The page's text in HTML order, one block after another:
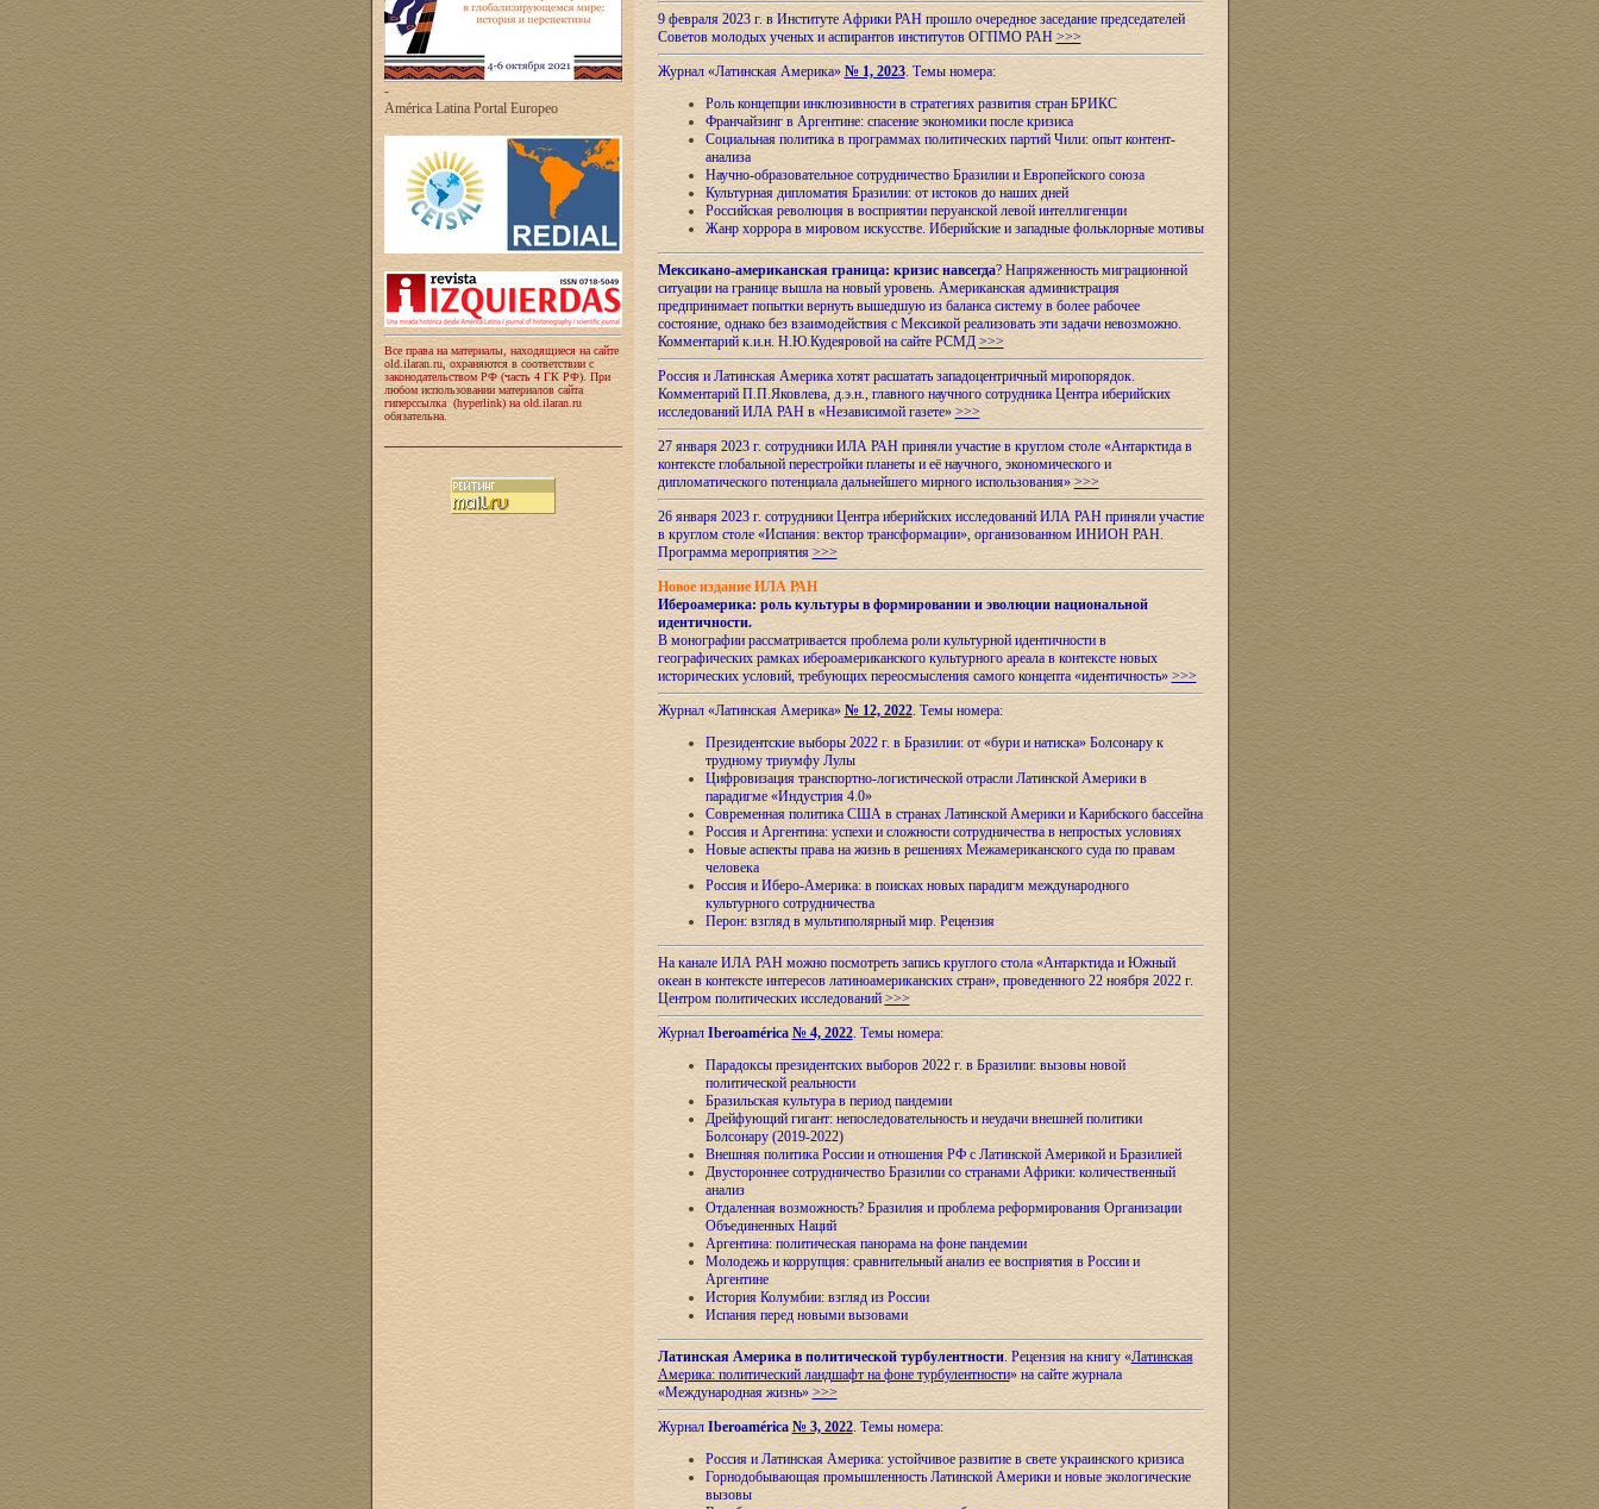
-
América Latina Portal Europeo
Все права на материалы, находящиеся на сайте
old.ilaran.ru, охраняются в соответствии с
законодательством РФ (часть 4 ГК РФ). При
любом использовании материалов сайта
гиперссылка (hyperlink) на old.ilaran.ru
обязательна.
9 февраля 2023 г. в Институте Африки РАН прошло очередное заседание председателей
Советов молодых ученых и аспирантов институтов ОГПМО РАН >>>
Журнал «Латинская Америка» № 1, 2023. Темы номера:
Роль концепции инклюзивности в стратегиях развития стран БРИКС
Франчайзинг в Аргентине: спасение экономики после кризиса
Социальная политика в программах политических партий Чили: опыт контент-
анализа
Научно-образовательное сотрудничество Бразилии и Европейского союза
Культурная дипломатия Бразилии: от истоков до наших дней
Российская революция в восприятии перуанской левой интеллигенции
Жанр хоррора в мировом искусстве. Иберийские и западные фольклорные мотивы
Мексикано-американская граница: кризис навсегда? Напряженность миграционной
ситуации на границе вышла на новый уровень. Американская администрация
предпринимает попытки вернуть вышедшую из баланса систему в более рабочее
состояние, однако без взаимодействия с Мексикой реализовать эти задачи невозможно.
Комментарий к.и.н. Н.Ю.Кудеяровой на сайте РСМД >>>
Россия и Латинская Америка хотят расшатать западоцентричный миропорядок.
Комментарий П.П.Яковлева, д.э.н., главного научного сотрудника Центра иберийских
исследований ИЛА РАН в «Независимой газете» >>>
27 января 2023 г. сотрудники ИЛА РАН приняли участие в круглом столе «Антарктида в
контексте глобальной перестройки планеты и её научного, экономического и
дипломатического потенциала дальнейшего мирного использования» >>>
26 января 2023 г. сотрудники Центра иберийских исследований ИЛА РАН приняли участие
в круглом столе «Испания: вектор трансформации», организованном ИНИОН РАН.
Программа мероприятия>>>
Новое издание ИЛА РАН
Ибероамерика: роль культуры в формировании и эволюции национальной
идентичности.
В монографии рассматривается проблема роли культурной идентичности в
географических рамках ибероамериканского культурного ареала в контексте новых
исторических условий, требующих переосмысления самого концепта «идентичность» >>>
Журнал «Латинская Америка» № 12, 2022. Темы номера:
Президентские выборы 2022 г. в Бразилии: от «бури и натиска» Болсонару к
трудному триумфу Лулы
Цифровизация транспортно-логистической отрасли Латинской Америки в
парадигме «Индустрия 4.0»
Современная политика США в странах Латинской Америки и Карибского бассейна
Россия и Аргентина: успехи и сложности сотрудничества в непростых условиях
Новые аспекты права на жизнь в решениях Межамериканского суда по правам
человека
Россия и Иберо-Америка: в поисках новых парадигм международного
культурного сотрудничества
Перон: взгляд в мультиполярный мир. Рецензия
На канале ИЛА РАН можно посмотреть запись круглого стола «Антарктида и Южный
океан в контексте интересов латиноамериканских стран», проведенного 22 ноября 2022 г.
Центром политических исследований >>>
Журнал Iberoamérica № 4, 2022. Темы номера:
Парадоксы президентских выборов 2022 г. в Бразилии: вызовы новой
политической реальности
Бразильская культура в период пандемии
Дрейфующий гигант: непоследовательность и неудачи внешней политики
Болсонару (2019-2022)
Внешняя политика России и отношения РФ с Латинской Америкой и Бразилией
Двустороннее сотрудничество Бразилии со странами Африки: количественный
анализ
Отдаленная возможность? Бразилия и проблема реформирования Организации
Объединенных Наций
Аргентина: политическая панорама на фоне пандемии
Молодежь и коррупция: сравнительный анализ ee восприятия в России и
Аргентине
История Колумбии: взгляд из России
Испания перед новыми вызовами
Латинская Америка в политической турбулентности. Рецензия на книгу «Латинская
Америка: политический ландшафт на фоне турбулентности» на сайте журнала
«Международная жизнь» >>>
Журнал Iberoamérica № 3, 2022. Темы номера:
Россия и Латинская Америка: устойчивое развитие в свете украинского кризиса
Горнодобывающая промышленность Латинской Америки и новые экологические
вызовы